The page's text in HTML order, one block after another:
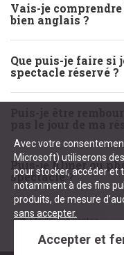
Vais-je
bien anglais ?
Que puis-je faire si
spectacle réservé ?
Puis-je filmer ou
spectacle ?
Meilleures ventes
Avec votre
Microsoft) utiliserons
pour stocker, accéder et
notamment à des fins
produits, de mesure
sans accepter.
Accepter et